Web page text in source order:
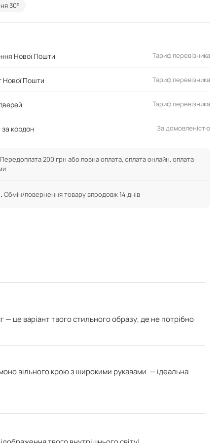
30°
Нової Пошти Тариф перевізника
Пошти Тариф перевізника
Тариф перевізника
за кордон За домовленістю
200 грн або повна оплата, оплата онлайн, оплата
Обмін/повернення товару впродовж 14 днів
— це варіант твого стильного образу, де не потрібно
вільного крою з широкими рукавами — ідеальна